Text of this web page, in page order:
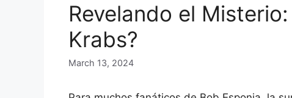
Revelando el
Krabs?
March 13, 2024